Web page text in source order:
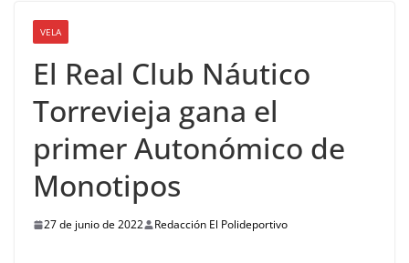
VELA
El Real Club Náutico
Torrevieja gana el
primer Autonómico de
Monotipos
27 de junio de 2022 Redacción El Polideportivo